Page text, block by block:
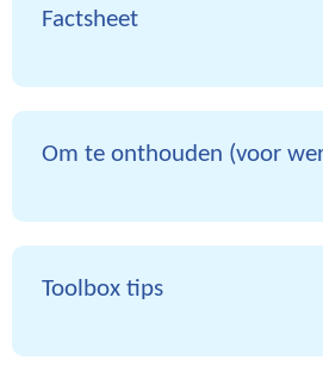
Factsheet
Om te onthouden (voor
Toolbox tips